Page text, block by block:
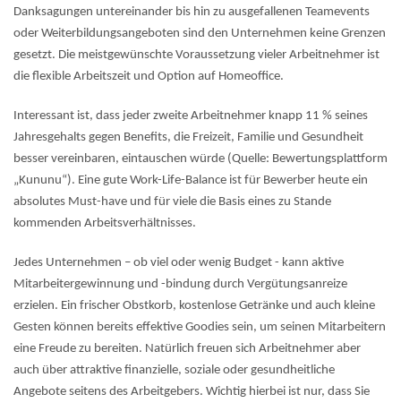
Danksagungen untereinander bis hin zu ausgefallenen Teamevents
oder Weiterbildungsangeboten sind den Unternehmen keine Grenzen
gesetzt. Die meistgewünschte Voraussetzung vieler Arbeitnehmer ist
die flexible Arbeitszeit und Option auf Homeoffice.
Interessant ist, dass jeder zweite Arbeitnehmer knapp 11 % seines
Jahresgehalts gegen Benefits, die Freizeit, Familie und Gesundheit
besser vereinbaren, eintauschen würde (Quelle: Bewertungsplattform
„Kununu“). Eine gute Work-Life-Balance ist für Bewerber heute ein
absolutes Must-have und für viele die Basis eines zu Stande
kommenden Arbeitsverhältnisses.
Jedes Unternehmen – ob viel oder wenig Budget - kann aktive
Mitarbeitergewinnung und -bindung durch Vergütungsanreize
erzielen. Ein frischer Obstkorb, kostenlose Getränke und auch kleine
Gesten können bereits effektive Goodies sein, um seinen Mitarbeitern
eine Freude zu bereiten. Natürlich freuen sich Arbeitnehmer aber
auch über attraktive finanzielle, soziale oder gesundheitliche
Angebote seitens des Arbeitgebers. Wichtig hierbei ist nur, dass Sie